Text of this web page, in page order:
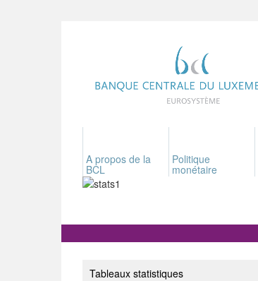
A propos de la
BCL
Politique
monétaire
Tableaux statistiques